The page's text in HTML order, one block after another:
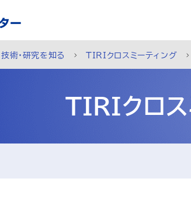
技術・研究を知る TIRIクロスミーティング
TIRIクロ